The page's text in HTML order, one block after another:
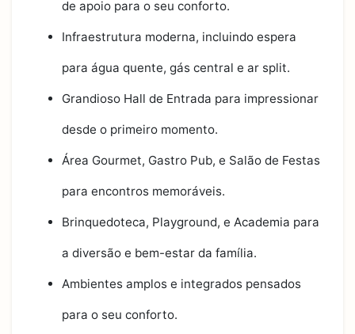
de apoio para o seu conforto.
Infraestrutura moderna, incluindo espera
para água quente, gás central e ar split.
Grandioso Hall de Entrada para impressionar
desde o primeiro momento.
Área Gourmet, Gastro Pub, e Salão de Festas
para encontros memoráveis.
Brinquedoteca, Playground, e Academia para
a diversão e bem-estar da família.
Ambientes amplos e integrados pensados
para o seu conforto.